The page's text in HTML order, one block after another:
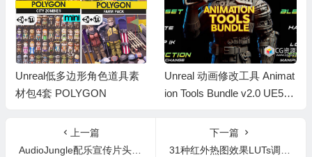
Unreal低多边形角色道具素
材包4套 POLYGON
Unreal 动画修改工具 Animat
ion Tools Bundle v2.0 UE5.2-
上一篇
AudioJungle配乐宣传片头音乐AE模板配乐背景音乐合集2024年8月更新140首
下一篇
31种红外热图效果LUTs调色预设 Heat Maps Effect- Thermal LUTs – Thermal Looks